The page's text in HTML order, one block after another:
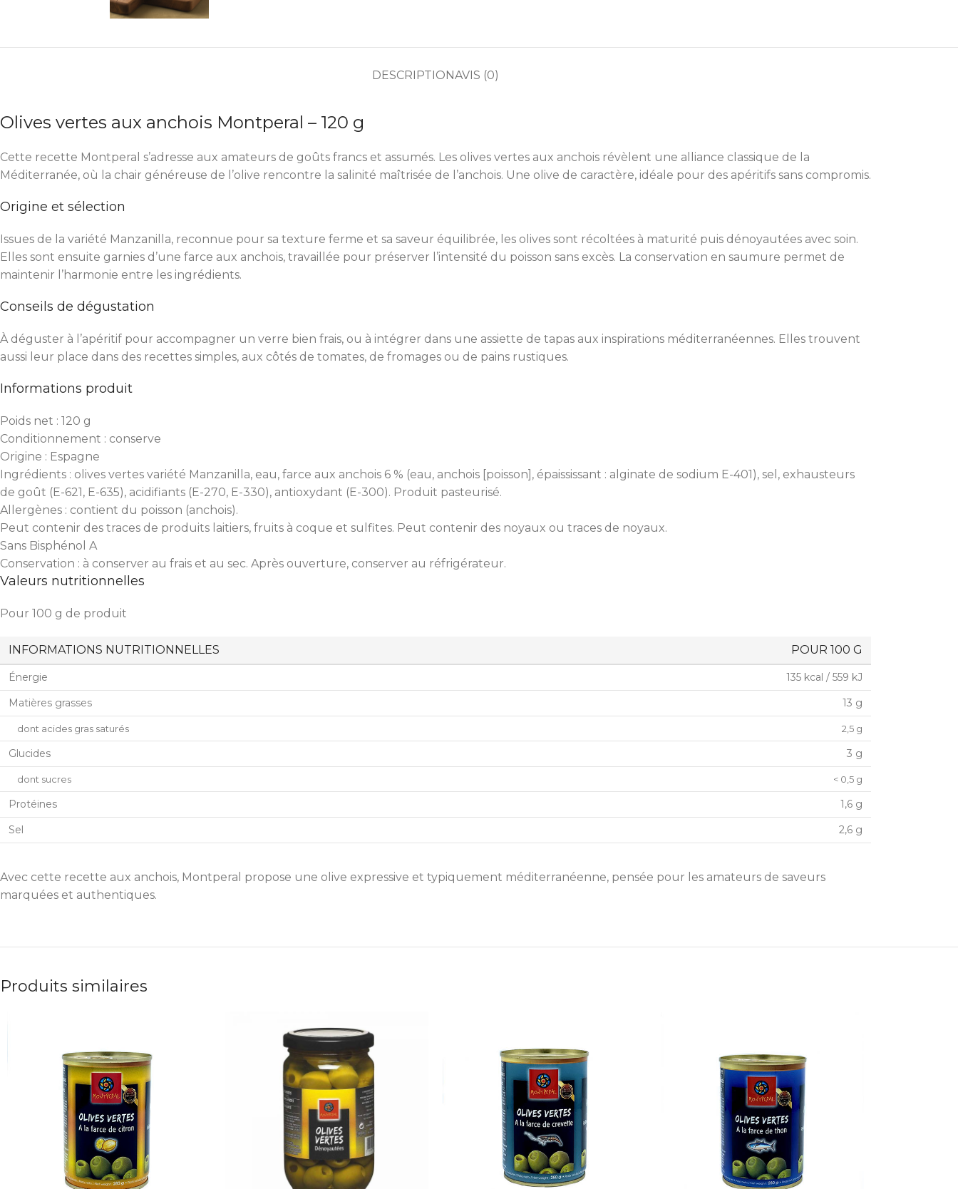
DESCRIPTIONAVIS (0)
Olives vertes aux anchois Montperal – 120 g
Cette recette Montperal s’adresse aux amateurs de goûts francs et assumés. Les olives vertes aux anchois révèlent une alliance classique de la
Méditerranée, où la chair généreuse de l’olive rencontre la salinité maîtrisée de l’anchois. Une olive de caractère, idéale pour des apéritifs sans compromis.
Origine et sélection
Issues de la variété Manzanilla, reconnue pour sa texture ferme et sa saveur équilibrée, les olives sont récoltées à maturité puis dénoyautées avec soin.
Elles sont ensuite garnies d’une farce aux anchois, travaillée pour préserver l’intensité du poisson sans excès. La conservation en saumure permet de
maintenir l’harmonie entre les ingrédients.
Conseils de dégustation
À déguster à l’apéritif pour accompagner un verre bien frais, ou à intégrer dans une assiette de tapas aux inspirations méditerranéennes. Elles trouvent
aussi leur place dans des recettes simples, aux côtés de tomates, de fromages ou de pains rustiques.
Informations produit
Poids net : 120 g
Conditionnement : conserve
Origine : Espagne
Ingrédients : olives vertes variété Manzanilla, eau, farce aux anchois 6 % (eau, anchois [poisson], épaississant : alginate de sodium E-401), sel, exhausteurs
de goût (E-621, E-635), acidifiants (E-270, E-330), antioxydant (E-300). Produit pasteurisé.
Allergènes : contient du poisson (anchois).
Peut contenir des traces de produits laitiers, fruits à coque et sulfites. Peut contenir des noyaux ou traces de noyaux.
Sans Bisphénol A
Conservation : à conserver au frais et au sec. Après ouverture, conserver au réfrigérateur.
Valeurs nutritionnelles
Pour 100 g de produit
INFORMATIONS NUTRITIONNELLES POUR 100 G
Énergie
135 kcal / 559 kJ
Matières grasses
13 g
dont acides gras saturés 2,5 g
Glucides 3 g
dont sucres < 0,5 g
Protéines
1,6 g
Sel
2,6 g
Avec cette recette aux anchois, Montperal propose une olive expressive et typiquement méditerranéenne, pensée pour les amateurs de saveurs
marquées et authentiques.
Produits similaires